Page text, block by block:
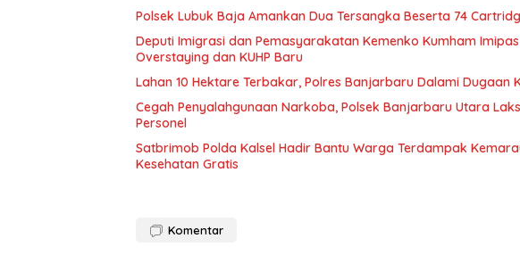
Polsek Lubuk Baja Amankan Dua Tersangka Beserta 74
Deputi Imigrasi dan Pemasyarakatan Kemenko Kumham
Overstaying dan KUHP Baru
Lahan 10 Hektare Terbakar, Polres Banjarbaru Dalami Dugaan
Cegah Penyalahgunaan Narkoba, Polsek Banjarbaru Utara
Personel
Satbrimob Polda Kalsel Hadir Bantu Warga Terdampak
Kesehatan Gratis
Komentar